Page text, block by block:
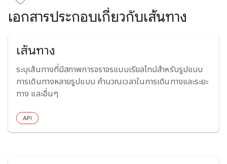
เอกสารประกอบเกี่ยวกับเส้นทาง
เส้นทาง
ระบุเส้นทางที่มีสภาพการจราจรแบบเรียลไทม์สำหรับรูปแบบ
การเดินทางหลายรูปแบบ คำนวณเวลาในการเดินทางและระยะ
ทาง และอื่นๆ
API